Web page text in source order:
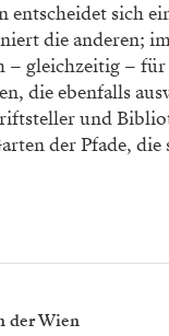
entscheidet sich
die anderen;
– gleichzeitig –
die ebenfalls
und
der Pfade, die
der Wien